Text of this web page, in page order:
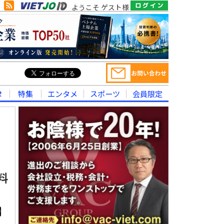
ようこそ ゲスト様
特集 エンタメ スポーツ 会員限定